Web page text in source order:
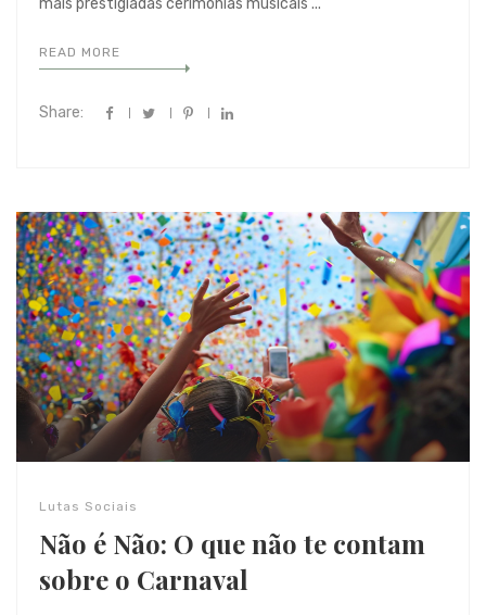
mais prestigiadas cerimônias musicais ...
READ MORE
Share:
Lutas Sociais
Não é Não: O que não te contam
sobre o Carnaval